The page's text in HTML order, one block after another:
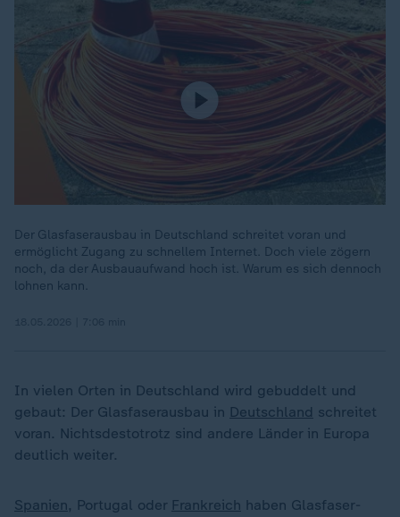
Der Glasfaserausbau in Deutschland schreitet voran und
ermöglicht Zugang zu schnellem Internet. Doch viele zögern
noch, da der Ausbauaufwand hoch ist. Warum es sich dennoch
lohnen kann.
In vielen Orten in Deutschland wird gebuddelt und
gebaut: Der Glasfaserausbau in Deutschland schreitet
voran. Nichtsdestotrotz sind andere Länder in Europa
deutlich weiter.
Spanien, Portugal oder Frankreich haben Glasfaser-